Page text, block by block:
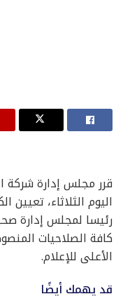
قرر مجلس إدارة شركة
اليوم الثلاثاء،
رئيسا لمجلس إدارة
كافة الصلاحيات
الأعلى للإعلام.
قد يهمك أيضًا